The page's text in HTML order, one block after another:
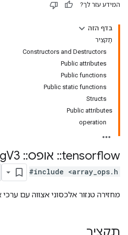
המידע עזר לך?
בדף הזה
תַקצִיר
Constructors and Destructors
Public attributes
Public functions
Public static functions
Structs
Public attributes
operation
tensorflow
:: אופס::
V3
#include <array_ops.h>
מחזירה טנזור אלכסוני אצווה עם ערכי
תַקצִיר